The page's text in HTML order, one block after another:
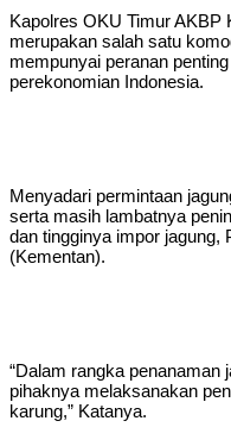
Kapolres OKU Timur AKBP
merupakan salah satu
mempunyai peranan
perekonomian Indonesia.
Menyadari permintaan
serta masih lambatnya
dan tingginya impor jagung,
(Kementan).
“Dalam rangka penanaman
pihaknya melaksanakan
karung,” Katanya.